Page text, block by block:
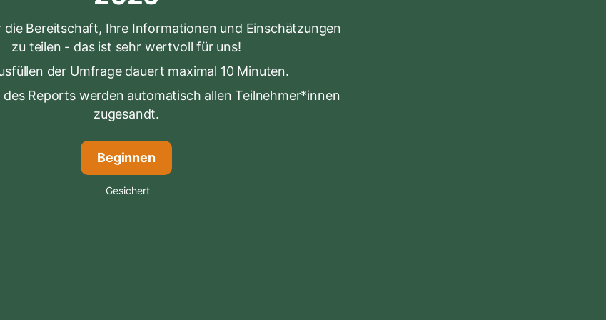
die Bereitschaft, Ihre Informationen und Einschätzungen
zu teilen - das ist sehr wertvoll für uns!
der Umfrage dauert maximal 10 Minuten.
des Reports werden automatisch allen Teilnehmer*innen
zugesandt.
Beginnen
Gesichert